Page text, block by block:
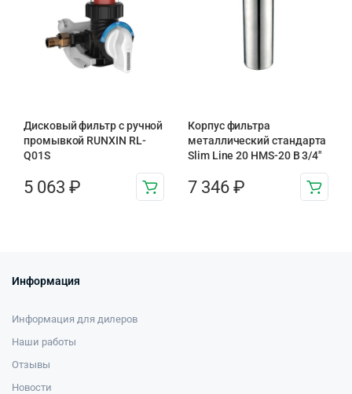
Дисковый фильтр с ручной
промывкой RUNXIN RL-
Q01S
5 063 ₽
Корпус фильтра
металлический стандарта
Slim Line 20 HMS-20 B 3/4″
7 346 ₽
Информация
Информация для дилеров
Наши работы
Отзывы
Новости